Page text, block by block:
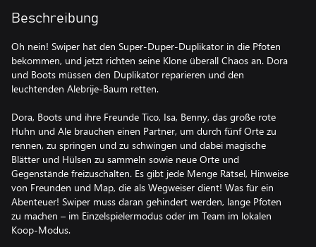
Beschreibung
Oh nein! Swiper hat den Super-Duper-Duplikator in die Pfoten
bekommen, und jetzt richten seine Klone überall Chaos an. Dora
und Boots müssen den Duplikator reparieren und den
leuchtenden Alebrije-Baum retten.
Dora, Boots und ihre Freunde Tico, Isa, Benny, das große rote
Huhn und Ale brauchen einen Partner, um durch fünf Orte zu
rennen, zu springen und zu schwingen und dabei magische
Blätter und Hülsen zu sammeln sowie neue Orte und
Gegenstände freizuschalten. Es gibt jede Menge Rätsel, Hinweise
von Freunden und Map, die als Wegweiser dient! Was für ein
Abenteuer! Swiper muss daran gehindert werden, lange Pfoten
zu machen – im Einzelspielermodus oder im Team im lokalen
Koop-Modus.